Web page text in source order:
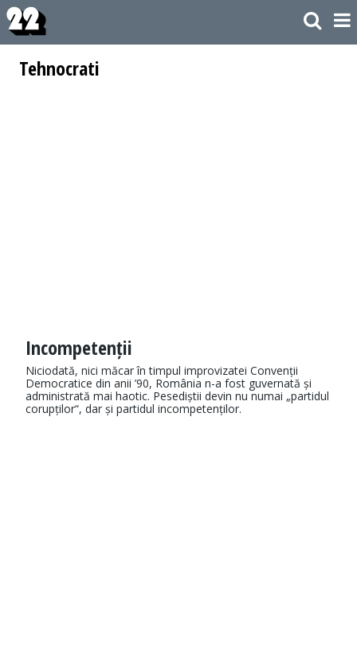
Tehnocrati
Incompetenții
Niciodată, nici măcar în timpul improvizatei Convenții
Democratice din anii ’90, România n-a fost guvernată și
administrată mai haotic. Pesediștii devin nu numai „partidul
corupților“, dar și partidul incompetenților.